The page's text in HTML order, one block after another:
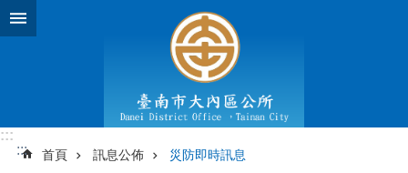
跳到主要內容區塊
:::
:::
首頁 訊息公佈 災防即時訊息